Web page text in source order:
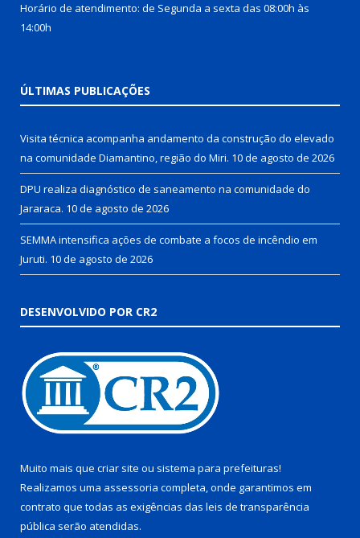
Horário de atendimento: de Segunda a sexta das 08:00h às
14:00h
ÚLTIMAS PUBLICAÇÕES
Visita técnica acompanha andamento da construção do elevado
na comunidade Diamantino, região do Miri. 10 de agosto de 2026
DPU realiza diagnóstico de saneamento na comunidade do
Jararaca. 10 de agosto de 2026
SEMMA intensifica ações de combate a focos de incêndio em
Juruti. 10 de agosto de 2026
DESENVOLVIDO POR CR2
Muito mais que criar site ou sistema para prefeituras!
Realizamos uma assessoria completa, onde garantimos em
contrato que todas as exigências das leis de transparência
pública serão atendidas.